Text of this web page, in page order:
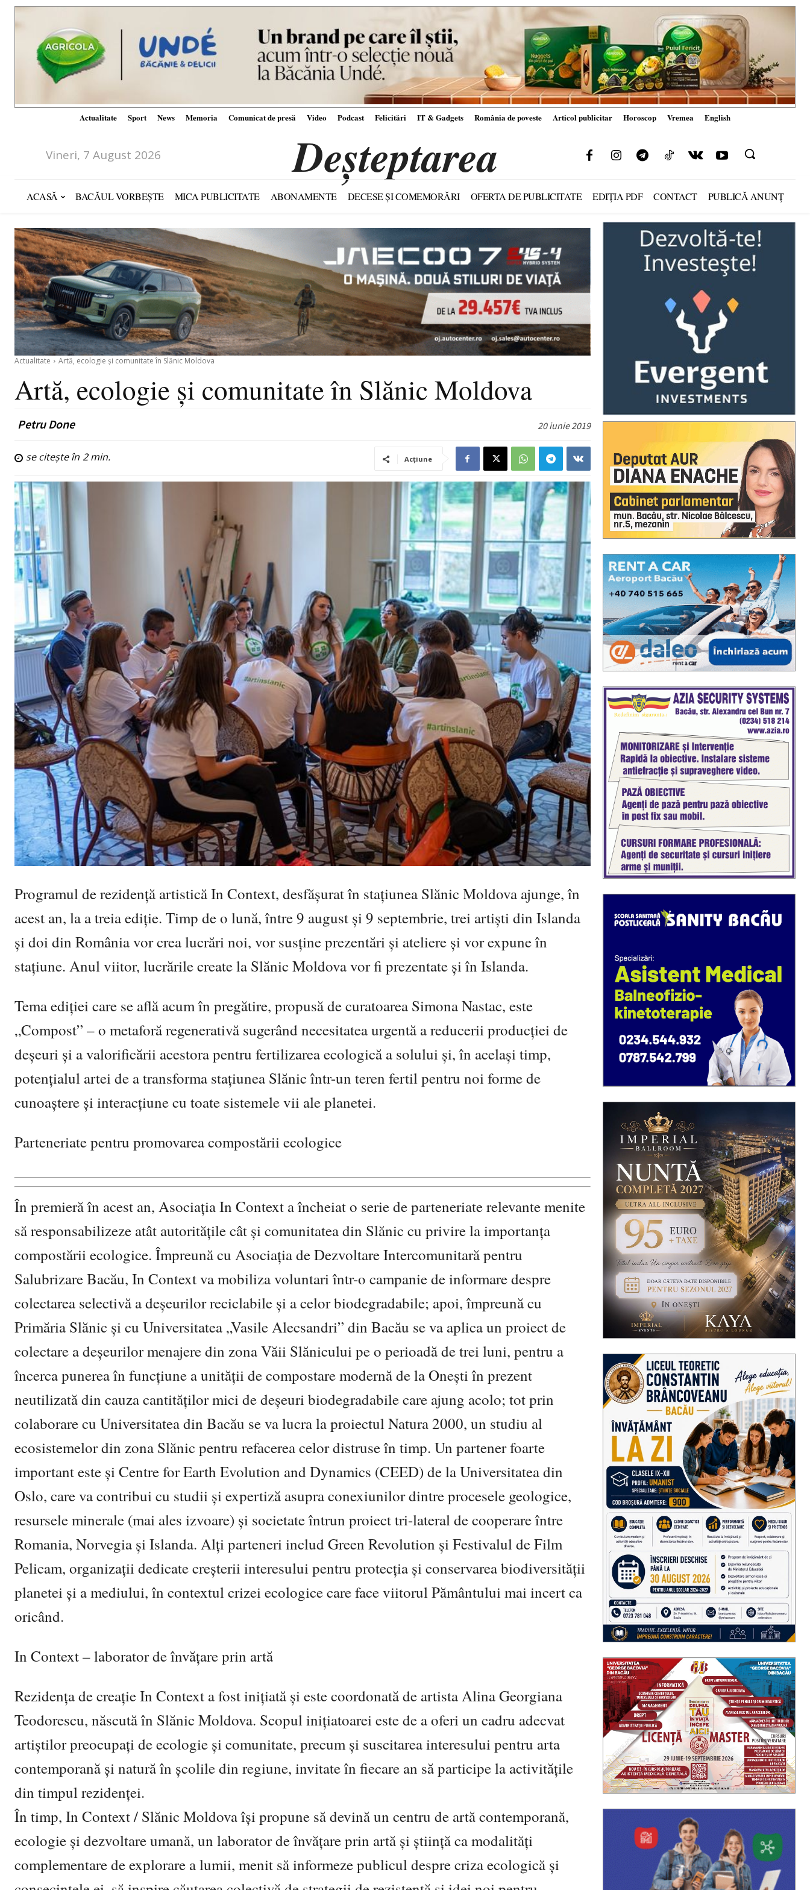
Actualitate Sport News Memoria Comunicat de presă Video Podcast Felicitări IT & Gadgets România de poveste Articol publicitar Horoscop Vremea English
Vineri, 7 August 2026 Deșteptarea
ACASĂ BACĂUL VORBEȘTE MICA PUBLICITATE ABONAMENTE DECESE ȘI COMEMORĂRI OFERTA DE PUBLICITATE EDIȚIA PDF CONTACT PUBLICĂ ANUNȚ
Actualitate Artă, ecologie și comunitate în Slănic Moldova
Artă, ecologie și comunitate în Slănic Moldova
Petru Done 20 iunie 2019
se citește în 2min. Acțiune
Programul de rezidență artistică In Context, desfășurat în stațiunea Slănic Moldova ajunge, în
acest an, la a treia ediție. Timp de o lună, între 9 august și 9 septembrie, trei artiști din Islanda
și doi din România vor crea lucrări noi, vor susține prezentări și ateliere și vor expune în
stațiune. Anul viitor, lucrările create la Slănic Moldova vor fi prezentate și în Islanda.
Tema ediției care se află acum în pregătire, propusă de curatoarea Simona Nastac, este
„Compost” – o metaforă regenerativă sugerând necesitatea urgentă a reducerii producției de
deșeuri și a valorificării acestora pentru fertilizarea ecologică a solului și, în același timp,
potențialul artei de a transforma stațiunea Slănic într-un teren fertil pentru noi forme de
cunoaștere și interacțiune cu toate sistemele vii ale planetei.
Parteneriate pentru promovarea compostării ecologice
În premieră în acest an, Asociația In Context a încheiat o serie de parteneriate relevante menite
să responsabilizeze atât autoritățile cât și comunitatea din Slănic cu privire la importanța
compostării ecologice. Împreună cu Asociația de Dezvoltare Intercomunitară pentru
Salubrizare Bacău, In Context va mobiliza voluntari într-o campanie de informare despre
colectarea selectivă a deșeurilor reciclabile și a celor biodegradabile; apoi, împreună cu
Primăria Slănic și cu Universitatea „Vasile Alecsandri” din Bacău se va aplica un proiect de
colectare a deșeurilor menajere din zona Văii Slănicului pe o perioadă de trei luni, pentru a
încerca punerea în funcțiune a unității de compostare modernă de la Onești în prezent
neutilizată din cauza cantităților mici de deșeuri biodegradabile care ajung acolo; tot prin
colaborare cu Universitatea din Bacău se va lucra la proiectul Natura 2000, un studiu al
ecosistemelor din zona Slănic pentru refacerea celor distruse în timp. Un partener foarte
important este și Centre for Earth Evolution and Dynamics (CEED) de la Universitatea din
Oslo, care va contribui cu studii și expertiză asupra conexiunilor dintre procesele geologice,
resursele minerale (mai ales izvoare) și societate întrun proiect tri-lateral de cooperare între
Romania, Norvegia și Islanda. Alți parteneri includ Green Revolution și Festivalul de Film
Pelicam, organizații dedicate creșterii interesului pentru protecția și conservarea biodiversității
planetei și a mediului, în contextul crizei ecologice care face viitorul Pământului mai incert ca
oricând.
In Context – laborator de învățare prin artă
Rezidența de creație In Context a fost inițiată și este coordonată de artista Alina Georgiana
Teodorescu, născută în Slănic Moldova. Scopul inițiatoarei este de a oferi un cadru adecvat
artiștilor preocupați de ecologie și comunitate, precum și suscitarea interesului pentru arta
contemporană și natură în școlile din regiune, invitate în fiecare an să participe la activitățile
din timpul rezidenței.
În timp, In Context / Slănic Moldova își propune să devină un centru de artă contemporană,
ecologie și dezvoltare umană, un laborator de învățare prin artă și știință ca modalități
complementare de explorare a lumii, menit să informeze publicul despre criza ecologică și